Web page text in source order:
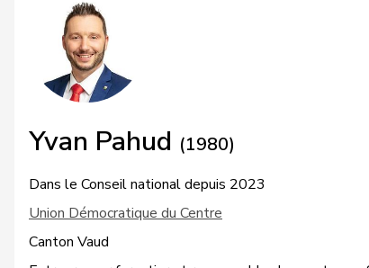
Yvan Pahud (1980)
Dans le Conseil national depuis 2023
Union Démocratique du Centre
Canton Vaud